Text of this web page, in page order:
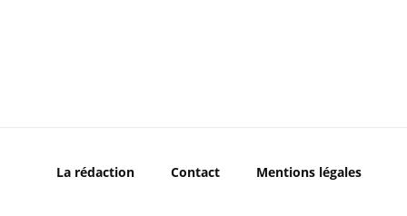
La rédaction Contact Mentions légales